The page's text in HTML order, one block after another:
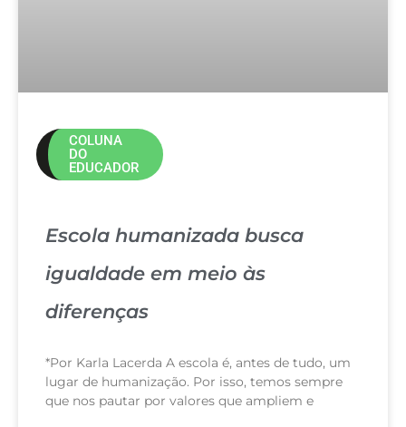
COLUNA
DO
EDUCADOR
Escola humanizada busca
igualdade em meio às
diferenças
*Por Karla Lacerda A escola é, antes de tudo, um
lugar de humanização. Por isso, temos sempre
que nos pautar por valores que ampliem e